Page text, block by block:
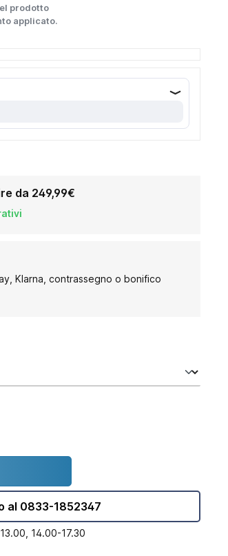
prodotto
applicato.
da 249,99€
Klarna, contrassegno o bonifico
al 0833-1852347
14.00-17.30